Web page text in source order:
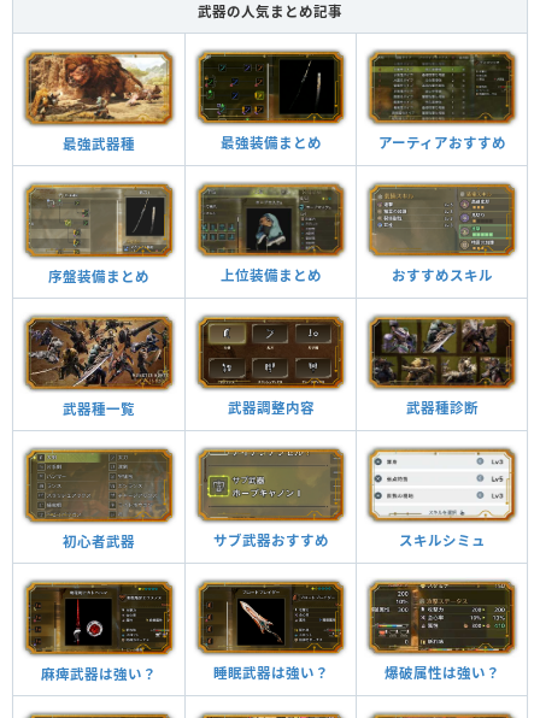
武器の人気まとめ記事
最強武器種 最強装備まとめ アーティアおすすめ
序盤装備まとめ 上位装備まとめ おすすめスキル
武器種一覧 武器調整内容 武器種診断
初心者武器 サブ武器おすすめ スキルシミュ
麻痺武器は強い？ 睡眠武器は強い？ 爆破属性は強い？